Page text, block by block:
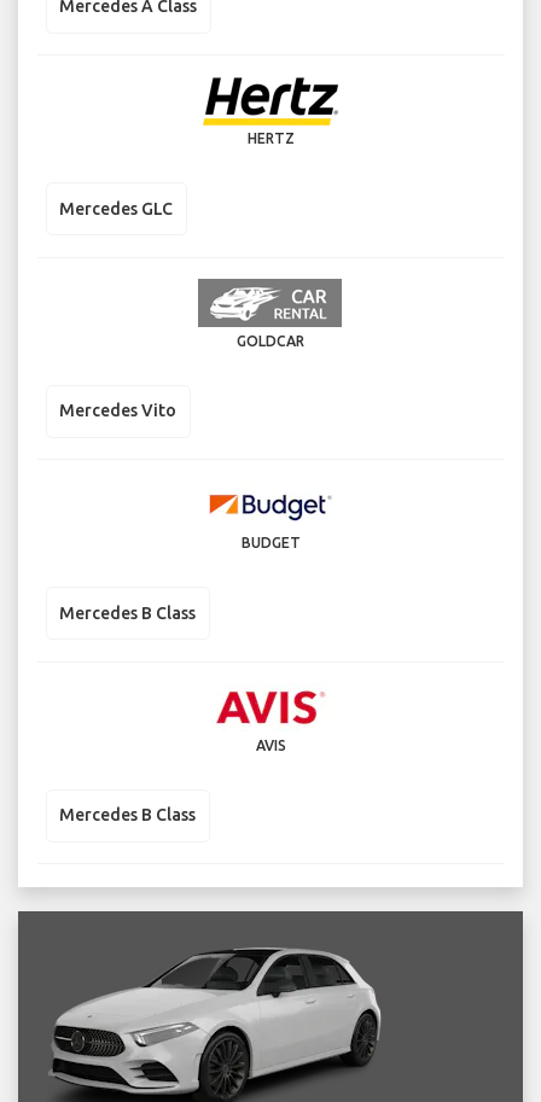
Mercedes A Class
HERTZ
Mercedes GLC
GOLDCAR
Mercedes Vito
BUDGET
Mercedes B Class
AVIS
Mercedes B Class